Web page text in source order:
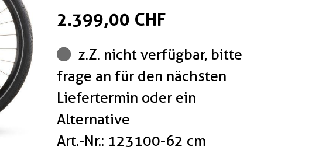
2.399,00 CHF
z.Z. nicht verfügbar, bitte
frage an für den nächsten
Liefertermin oder ein
Alternative
Art.-Nr.: 123100-62 cm